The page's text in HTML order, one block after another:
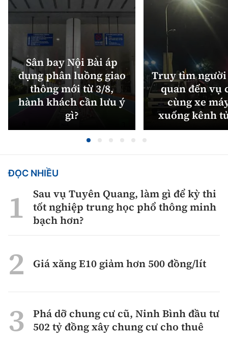
Sân bay Nội Bài áp
dụng phân luồng giao
thông mới từ 3/8,
hành khách cần lưu ý
gì?
Truy tìm
quan đến vụ
cùng xe
xuống kênh
ĐỌC NHIỀU
Sau vụ Tuyên Quang, làm gì để kỳ thi
tốt nghiệp trung học phổ thông minh
bạch hơn?
Giá xăng E10 giảm hơn 500 đồng/lít
Phá dỡ chung cư cũ, Ninh Bình đầu tư
502 tỷ đồng xây chung cư cho thuê